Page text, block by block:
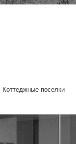
Коттеджные поселки